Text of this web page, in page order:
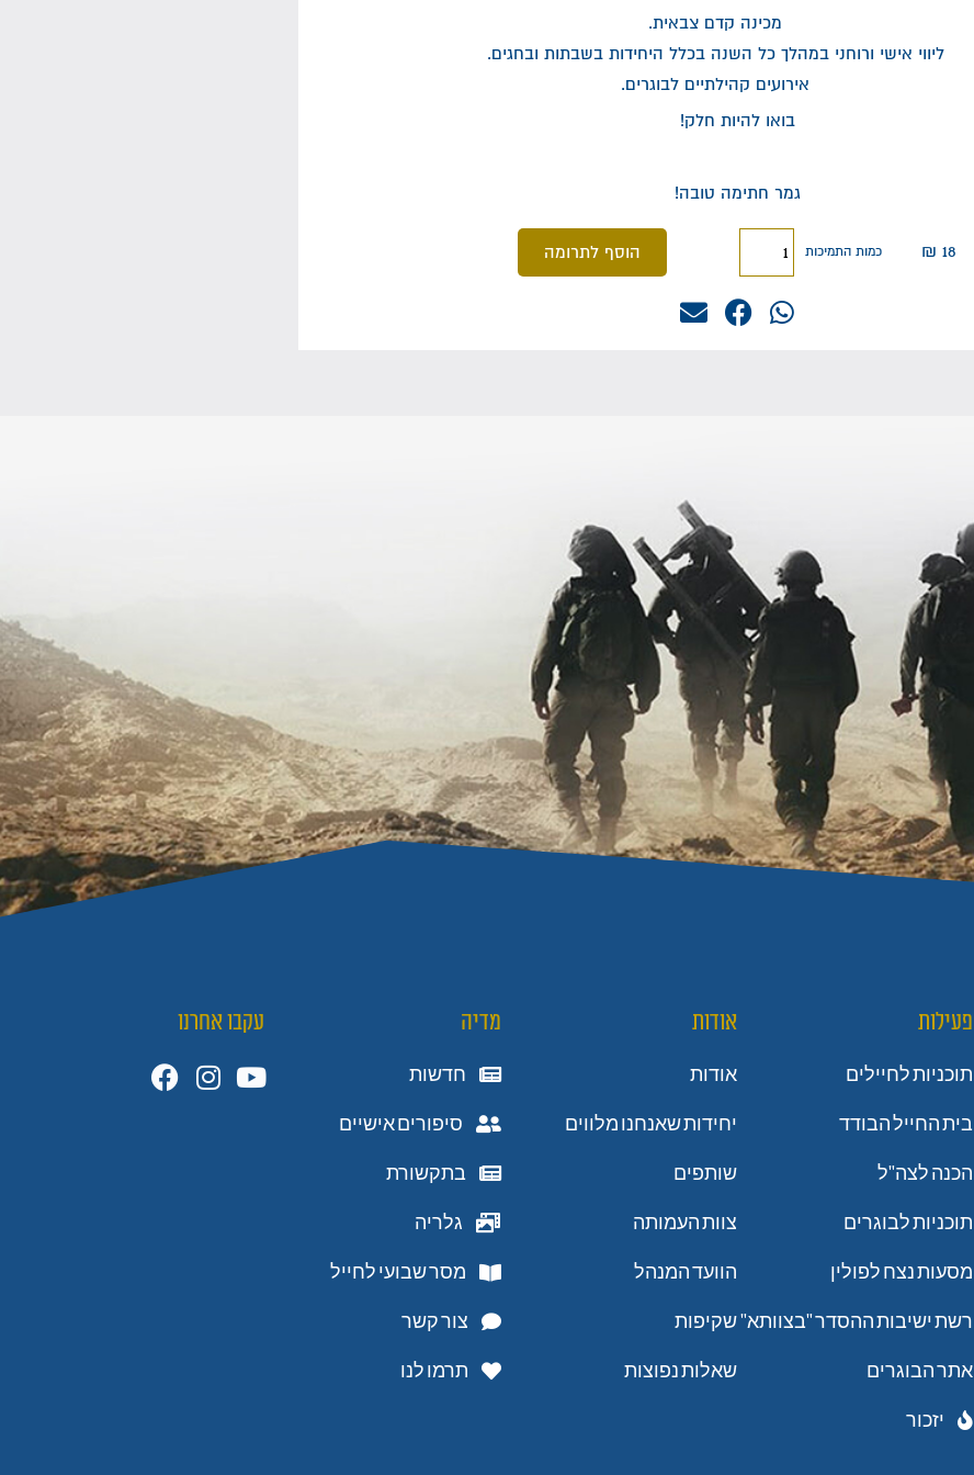
מכינה קדם צבאית.
ליווי אישי ורוחני במהלך כל השנה בכלל היחידות בשבתות ובחגים.
אירועים קהילתיים לבוגרים.
בואו להיות חלק!
גמר חתימה טובה!
18
₪ כמות התמיכות הוסף לתרומה
פעילות
תוכניות לחיילים
בית החייל הבודד
הכנה לצה"ל
תוכניות לבוגרים
מסעות נצח לפולין
רשת ישיבות ההסדר "בצוותא"
אתר הבוגרים
יזכור
אודות
אודות
יחידות שאנחנו מלווים
שותפים
צוות העמותה
הוועד המנהל
שקיפות
שאלות נפוצות
מדיה
חדשות
סיפורים אישיים
בתקשורת
גלריה
מסר שבועי לחייל
צור קשר
תרמו לנו
עקבו אחרנו